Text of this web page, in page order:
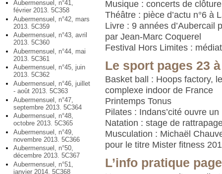
Aubermensuel, n°41,
février 2013. 5C358
Aubermensuel, n°42, mars
2013. 5C359
Aubermensuel, n°43, avril
2013. 5C360
Aubermensuel, n°44, mai
2013. 5C361
Aubermensuel, n°45, juin
2013. 5C362
Aubermensuel, n°46, juillet
- août 2013. 5C363
Aubermensuel, n°47,
septembre 2013. 5C364
Aubermensuel, n°48,
octobre 2013. 5C365
Aubermensuel, n°49,
novembre 2013. 5C366
Aubermensuel, n°50,
décembre 2013. 5C367
Aubermensuel, n°51,
janvier 2014. 5C368
Musique : concerts de
Théâtre : pièce d’actu n°6 à
Livre : 9 années d’Aubercail
par Jean-Marc Coquerel
Festival Hors Limites :
Le sport pages 23
Basket ball : Hoops factory,
complexe indoor de France
Printemps Tonus
Pilates : Indans’cité ouvre
Natation : stage de
Musculation : Michaël
pour le titre Mister fitness
L’info pratique